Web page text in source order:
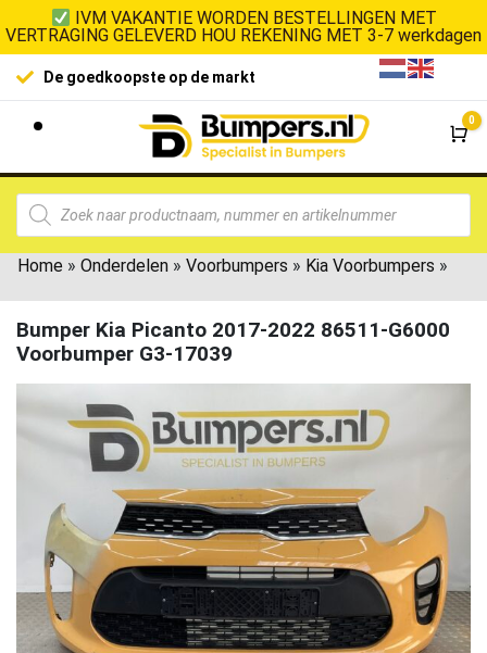
IVM VAKANTIE WORDEN BESTELLINGEN MET
VERTRAGING GELEVERD HOU REKENING MET 3-7 werkdagen
De goedkoopste op de markt
0
Home » Onderdelen » Voorbumpers » Kia Voorbumpers »
Bumper Kia Picanto 2017-2022 86511-G6000
Voorbumper G3-17039